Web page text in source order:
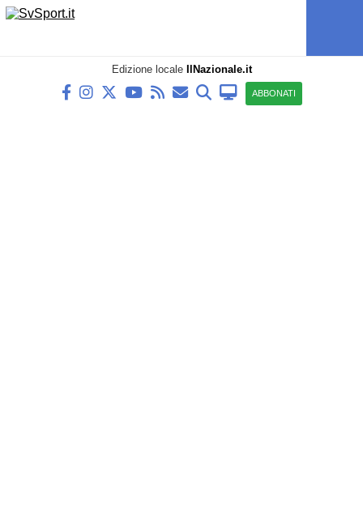
Edizione locale IlNazionale.it
ABBONATI